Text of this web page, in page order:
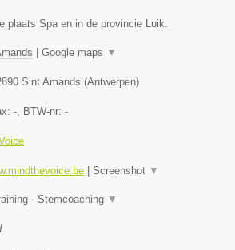
plaats Spa en in de provincie Luik.
| Google maps ▼
Sint Amands (Antwerpen)
- , BTW-nr: -
| Screenshot ▼
- Stemcoaching ▼